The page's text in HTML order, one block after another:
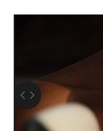
Använd vänster- och